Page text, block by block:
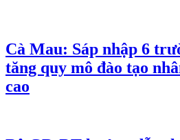
Cà Mau: Sáp nhập 6
tăng quy mô đào tạo
cao